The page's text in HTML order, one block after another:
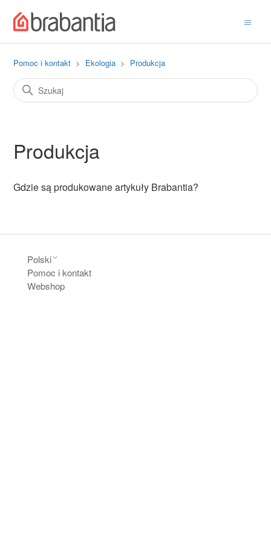
Pomoc i kontakt Ekologia Produkcja
Produkcja
Gdzie są produkowane artykuły Brabantia?
Polski
Pomoc i kontakt
Webshop